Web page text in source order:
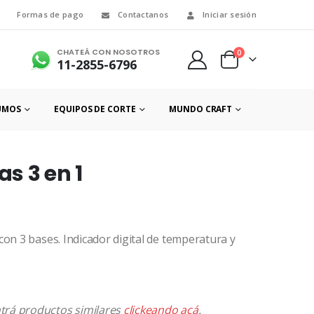
Formas de pago Contactanos Iniciar sesión
CHATEÁ CON NOSOTROS
11-2855-6796
0
EQUIPOS DE CORTE MUNDO CRAFT
3 en 1
3 bases. Indicador digital de temperatura y
productos similaresclickeando acá.